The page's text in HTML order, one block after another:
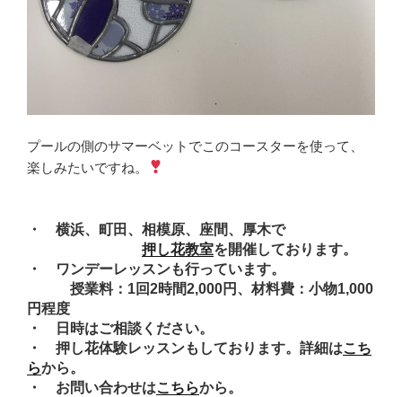
プールの側のサマーベットでこのコースターを使って、
楽しみたいですね。
・ 横浜、町田、相模原、座間、厚木で
押し花教室を開催しております。
・ ワンデーレッスンも行っています。
授業料：1回2時間2,000円、材料費：小物1,000
円程度
・ 日時はご相談ください。
・ 押し花体験レッスンもしております。詳細はこち
らから。
・ お問い合わせはこちらから。